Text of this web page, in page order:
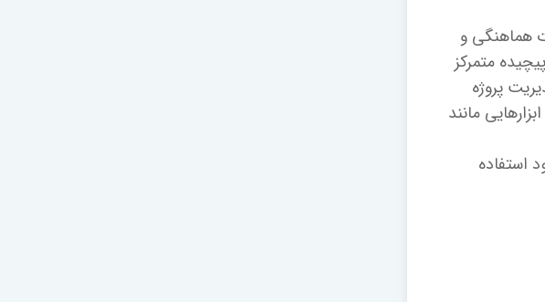
هماهنگی و
متمرکز
پروژه
مانند
استفاده